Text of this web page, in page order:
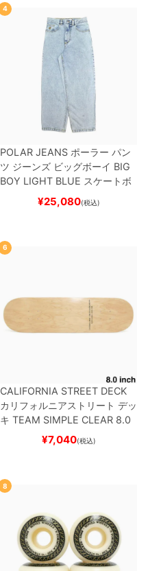
4
POLAR JEANS ポーラー パン
ツ ジーンズ ビッグボーイ BIG
BOY LIGHT BLUE スケートボ
ード スケボー
¥25,080(税込)
6
CALIFORNIA STREET DECK
カリフォルニアストリート デッ
キ TEAM SIMPLE CLEAR 8.0
ブランク（DSM）
ード スケボー
¥7,040(税込)
8